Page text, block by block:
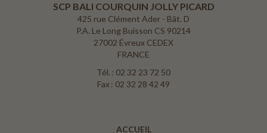
SCP BALI COURQUIN JOLLY PICARD
425 rue Clément Ader - Bât. D
P.A. Le Long Buisson CS 90214
27002 Évreux CEDEX
FRANCE
Tél. : 02 32 23 72 50
Fax : 02 32 28 42 49
ACCUEIL